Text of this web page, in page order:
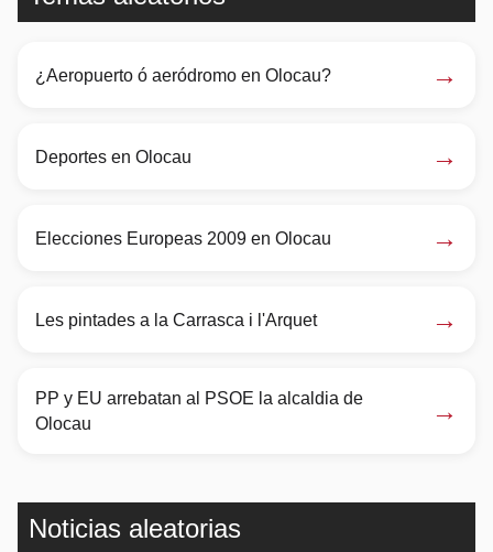
¿Aeropuerto ó aeródromo en Olocau? →
Deportes en Olocau →
Elecciones Europeas 2009 en Olocau →
Les pintades a la Carrasca i l'Arquet →
PP y EU arrebatan al PSOE la alcaldia de
Olocau
→
Noticias aleatorias